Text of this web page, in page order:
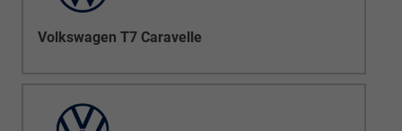
Volkswagen T7 Caravelle